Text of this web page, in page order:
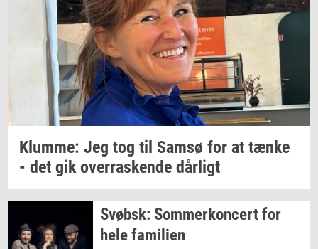
Klum­me: Jeg tog til Samsø for at tænke
- det gikover­ra­sken­de dår­ligt
Svøbsk: Som­mer­kon­certfor
helefa­mi­li­en